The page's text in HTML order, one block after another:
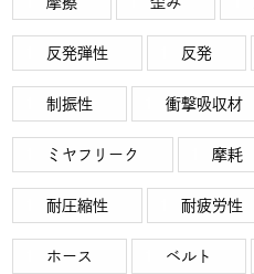
反発弾性 反発
制振性 衝撃吸収材
ミヤフリーク 摩耗
耐圧縮性 耐疲労性
ホース ベルト